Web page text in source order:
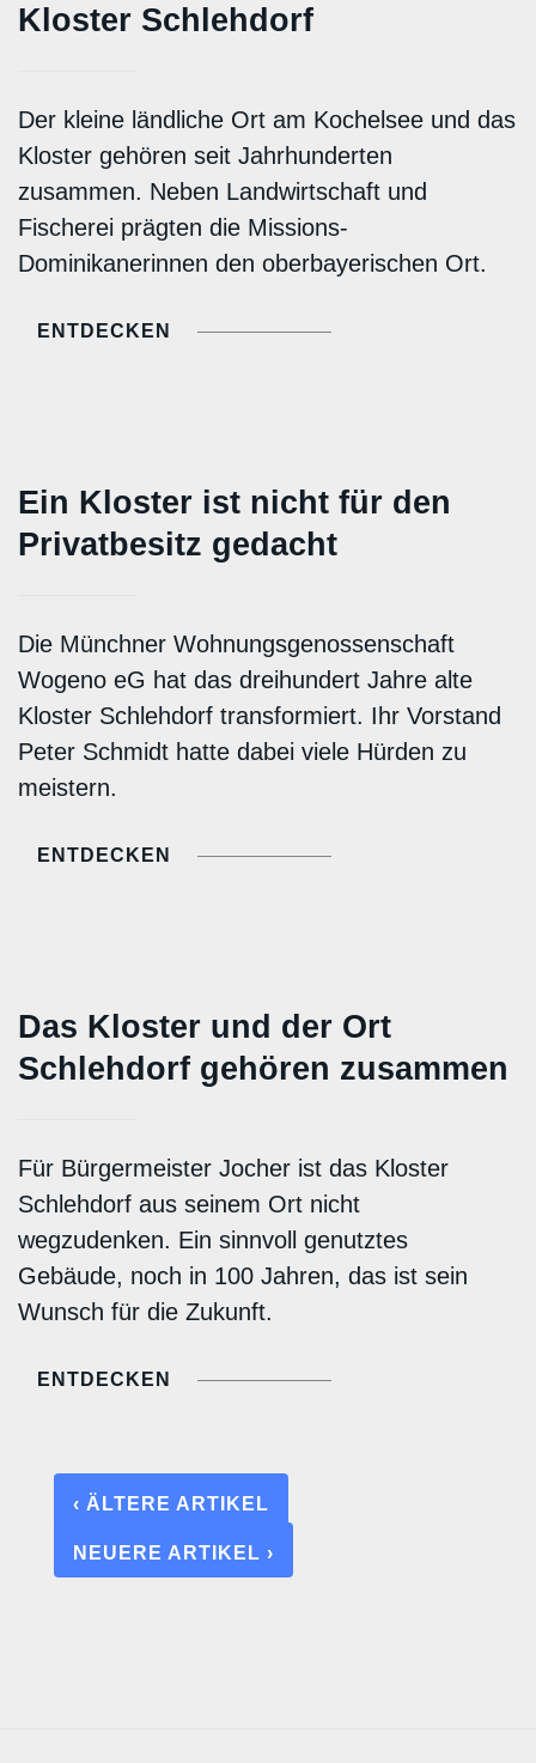
Kloster Schlehdorf
Der kleine ländliche Ort am Kochelsee und das
Kloster gehören seit Jahrhunderten
zusammen. Neben Landwirtschaft und
Fischerei prägten die Missions-
Dominikanerinnen den oberbayerischen Ort.
ENTDECKEN
Ein Kloster ist nicht für den
Privatbesitz gedacht
Die Münchner Wohnungsgenossenschaft
Wogeno eG hat das dreihundert Jahre alte
Kloster Schlehdorf transformiert. Ihr Vorstand
Peter Schmidt hatte dabei viele Hürden zu
meistern.
ENTDECKEN
Das Kloster und der Ort
Schlehdorf gehören zusammen
Für Bürgermeister Jocher ist das Kloster
Schlehdorf aus seinem Ort nicht
wegzudenken. Ein sinnvoll genutztes
Gebäude, noch in 100 Jahren, das ist sein
Wunsch für die Zukunft.
ENTDECKEN
‹ ÄLTERE ARTIKEL
NEUERE ARTIKEL ›